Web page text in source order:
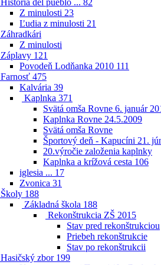
Historia del pueblo ... 82
Z minulosti 23
Ľudia z minulosti 21
Záhradkári
Z minulosti
Záplavy 121
Povodeň Lodňanka 2010 111
Farnosť 475
Kalvária 39
Kaplnka 371
Svätá omša Rovne 6. január
Kaplnka Rovne 24.5.2009
Svätá omša Rovne
Športový deň - Kapucíni 21.
20.výročie založenia kaplnky
Kaplnka a krížová cesta 106
iglesia ... 17
Zvonica 31
Školy 188
Základná škola 188
Rekonštrukcia ZŠ 2015
Stav pred rekonštrukciou
Priebeh rekonštrukcie
Stav po rekonštrukcii
Hasičský zbor 199